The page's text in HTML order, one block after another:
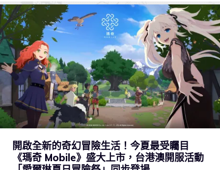
開啟全新的奇幻冒險生活！今夏最受矚目
《瑪奇 Mobile》盛大上市，台港澳開服活動